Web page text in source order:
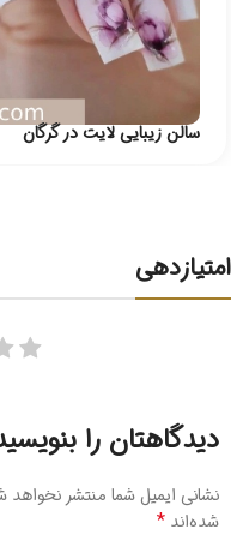
سالن زیبایی لایت در گرگان
امتیازدهی
دیدگاهتان را
نشانی ایمیل شما منتشر نخواهد
شده‌اند *